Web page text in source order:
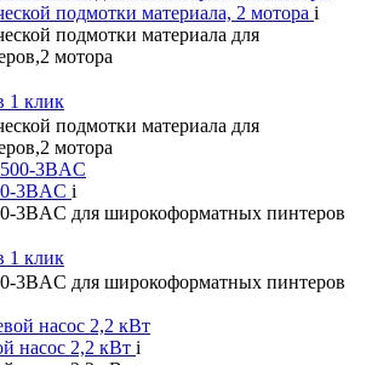
подмотки материала, 2 мотора i
подмотки материала для
мотора
1 клик
подмотки материала для
мотора
3BAC i
3BAC для широкоформатных пинтеров
1 клик
3BAC для широкоформатных пинтеров
насос 2,2 кВт i